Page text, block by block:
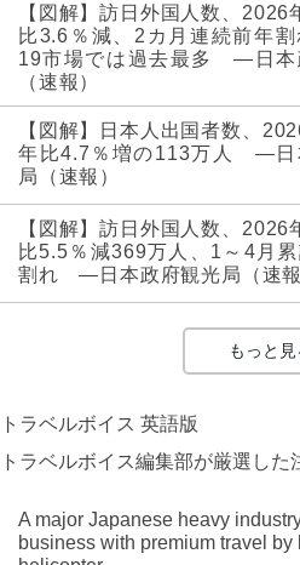
【図解】訪日外国人数、2026
比3.6％減、2カ月連続前年
19市場では過去最多 ―日本
（速報）
【図解】日本人出国者数、
年比4.7％増の113万人 ―日
局（速報）
【図解】訪日外国人数、2026
比5.5％減369万人、1～4月
割れ ―日本政府観光局（速報
もっと見
トラベルボイス 英語版
トラベルボイス編集部が厳選した
A major Japanese heavy
business with premium travel by